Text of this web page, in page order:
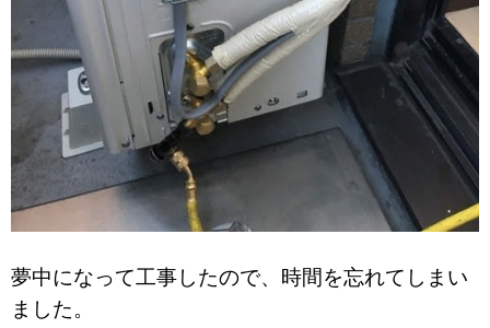
夢中になって工事したので、時間を忘れてしまい
ました。